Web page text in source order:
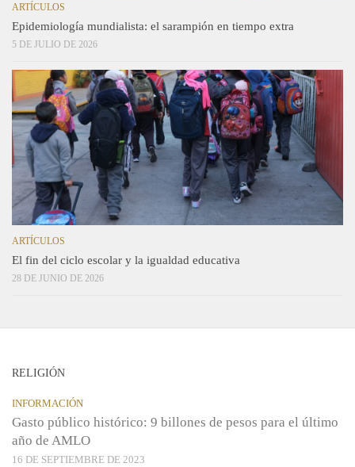
ARTÍCULOS
Epidemiología mundialista: el sarampión en tiempo extra
5 DE JULIO DE 2026
ARTÍCULOS
El fin del ciclo escolar y la igualdad educativa
28 DE JUNIO DE 2026
RELIGIÓN
INFORMACIÓN
Gasto público histórico: 9 billones de pesos para el último
año de AMLO
16 DE SEPTIEMBRE DE 2023